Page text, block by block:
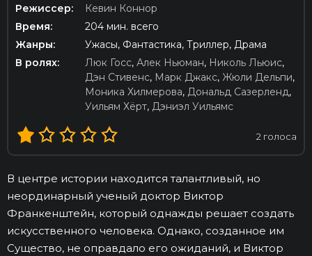
Режиссер:
Кевин Коннор
Время:
204 мин. всего
Жанры:
Ужасы, Фантастика, Триллер, Драма
В ролях:
Люк Госс, Алек Ньюман, Николь Льюис,
Дэн Стивенс, Марк Джакс, Жюли Дельпи,
Моника Хилмерова, Дональд Сазерленд,
Уильям Хёрт, Дэниэл Уильямс
2 голоса
В центре истории находится талантливый, но
неординарный ученый доктор Виктор
Франкенштейн, который однажды решает создать
искусственного человека. Однако, созданное им
Существо, не оправдало его ожиданий, и Виктор